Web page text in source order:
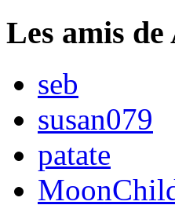
Les amis
seb
susan079
patate